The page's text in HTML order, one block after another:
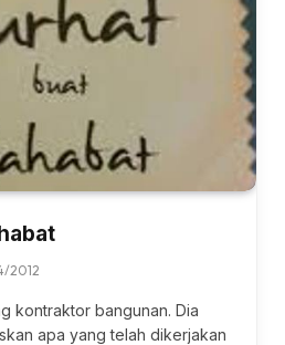
2012
kontraktor bangunan. Dia
apa yang telah dikerjakan